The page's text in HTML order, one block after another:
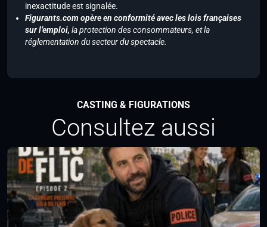
inexactitude est signalée.
Figurants.com opère en conformité avec les lois françaises
sur l’emploi, la protection des consommateurs, et la
réglementation du secteur du spectacle.
CASTING & FIGURATIONS
Consultez aussi